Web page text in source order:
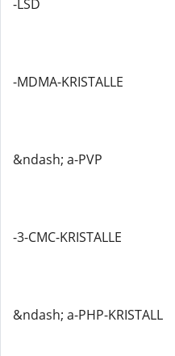
-LSD
-MDMA-KRISTALLE
&ndash; a-PVP
-3-CMC-KRISTALLE
&ndash; a-PHP-KRISTALL